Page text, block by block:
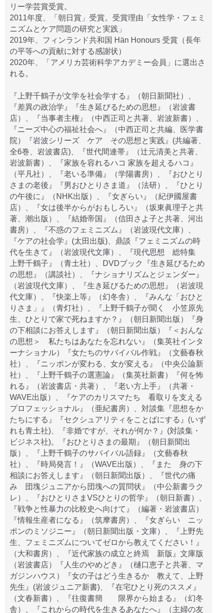
リー学芸賞受賞。
2011年度、「朝日賞」受賞。受賞理由「女性学・フェミ
ニズムとケア問題の研究と実践」
2019年、フィンランド共和国 Hän Honours 受賞（長年
の平等への貢献に対する感謝状）
2020年、「アメリカ芸術科学アカデミー会員」に選出さ
れる。
『上野千鶴子が文学を社会学する』（朝日新聞社）、
『差異の政治学』『生き延びるための思想』（岩波書
店）、『当事者主権』（中西正司と共著、岩波新書）、
『ニーズ中心の福祉社会へ』（中西正司と共編、医学書
院）『岩波シリーズ ケア その思想と実践』(共編著、
全6巻、岩波書店)、『世代間連帯』（辻元清美と共著、
岩波新書）、『家族を容れるハコ 家族を超えるハコ』
（平凡社）、『老いる準備』（学陽書房）、『おひとり
さまの老後』『男おひとりさま道』（法研）、『ひとり
の午後に』（NHK出版）、『女ぎらい』（紀伊國屋書
店）、『女は後半からがおもしろい』（坂東眞理子と共
著、潮出版）、『結婚帝国』（信田さよ子と共著、河出
書房）、『不惑のフェミニズム』（岩波現代文庫）、
『ケアの社会学』(太田出版)、鼎談『フェミニズムの時
代を生きて』（岩波現代文庫）、『現代思想 総特集
上野千鶴子』（青土社）、DVDブック『生き延びるため
の思想』（講談社）、『ナショナリズムとジェンダー』
（岩波現代文庫）、『生き延びるための思想』（岩波現
代文庫）、『快楽上等』（幻冬舎）、『みんな「おひと
りさま」』（青灯社）、『上野千鶴子が聞く 小笠原先
生、ひとりで家で死ねますか？』（朝日新聞出版）『身
の下相談にお答えします』（朝日新聞出版）『＜おんな
の思想＞ 私たちはあなたを忘れない』（集英社インタ
ーナショナル）『女たちのサバイバル作戦』（文藝春秋
社）、『ニッポンが変わる、女が変える』（中央公論新
社）、『上野千鶴子の選憲論』（集英社新書）『何を怖
れる』（岩波書店・共著）、『老い方上手』（共著・
WAVE出版）、『ケアのカリスマたち 看取りを支える
プロフェッショナル』（亜紀書房）、対談集『思想をか
たちにする』『セクシュアリティをことばにする』(いず
れも青土社)、『非婚ですが、それが何か？』(対談集・
ビジネス社)。『おひとりさまの最期』（朝日新聞出
版）、『上野千鶴子のサバイバル語録』（文藝春秋
社）、『時局発言！』（WAVE出版）、『また 身の下
相談にお答えします』（朝日新聞出版）、『世代の痛
み 団塊ジュニアから団塊への質問状』（中公新書ラク
レ）、『おひとりさまVSひとりの哲学』（朝日新書）、
『戦争と性暴力の比較史へ向けて』（編著・岩波書店）
『情報生産者になる』（筑摩書房）、『女ぎらい ニッ
ポンのミソジニー』（朝日新聞出版・文庫）、『上野先
生、フェミニズムについてゼロから教えてください！』
（大和書房）、『近代家族の成立と終焉 新版』文庫版
（岩波書店）『人生のやめどき』（樋口恵子と共著、マ
ガジンハウス）『女の子はどう生きるか 教えて、上野
先生』(岩波ジュニア新書)、『在宅ひとり死のススメ』
（文春新書）、『往復書簡 限界から始まる』（幻冬
舎）、『これからの時代を生きるあなたへ』（主婦の友